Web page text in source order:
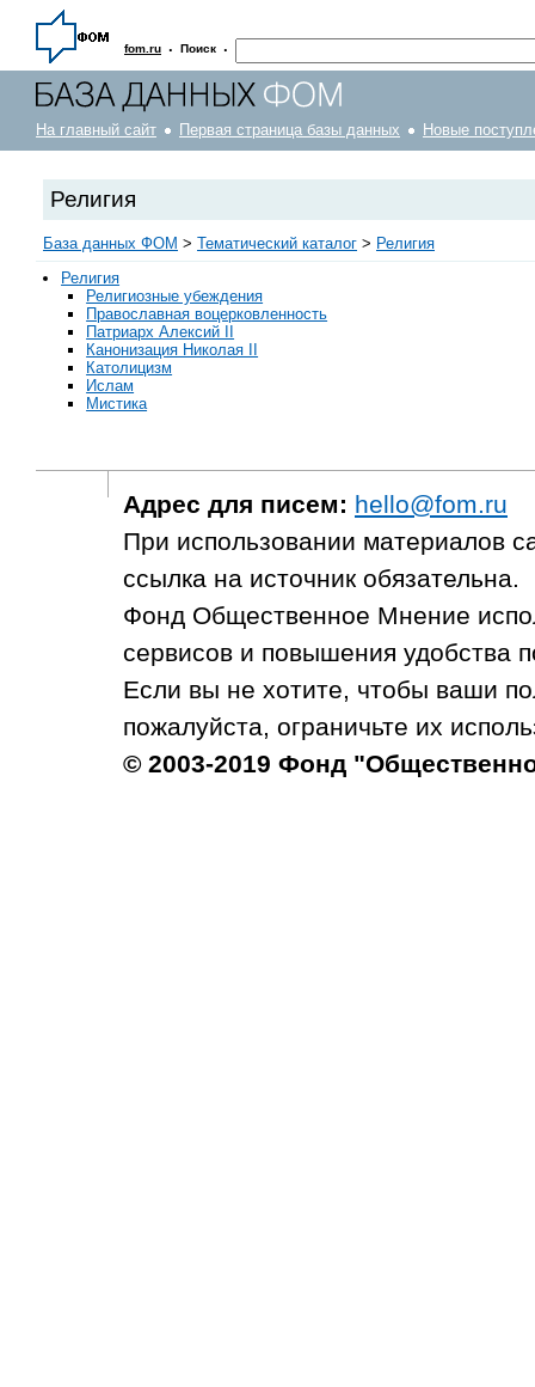
fom.ru · Поиск ·
На главный сайт Первая страница базы данных Новые
Религия
База данных ФОМ > Тематический каталог > Религия
Религия
Религиозные убеждения
Православная воцерковленность
Патриарх Алексий II
Канонизация Николая II
Католицизм
Ислам
Мистика
Адрес для писем: hello@fom.ru
При использовании материалов
ссылка на источник обязательна.
Фонд Общественное Мнение
сервисов и повышения удобства
Если вы не хотите, чтобы ваши
пожалуйста, ограничьте их
© 2003-2019 Фонд